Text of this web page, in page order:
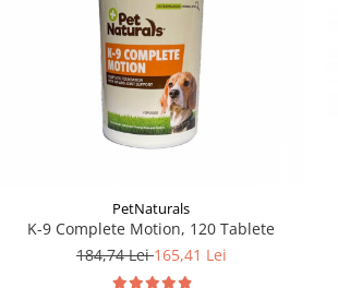
PetNaturals
K-9 Complete Motion, 120 Tablete
184,74 Lei165,41 Lei